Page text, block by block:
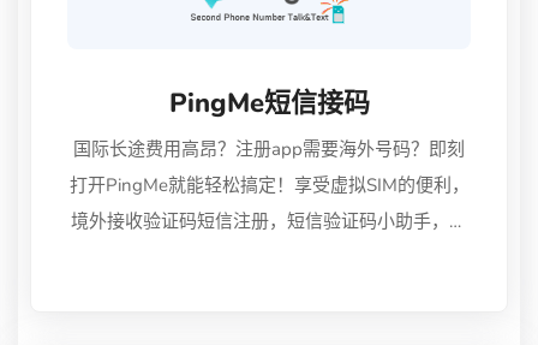
PingMe短信接码
国际长途费用高昂？注册app需要海外号码？即刻
打开PingMe就能轻松搞定！享受虚拟SIM的便利，
境外接收验证码短信注册，短信验证码小助手，可